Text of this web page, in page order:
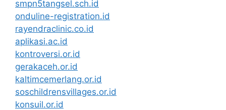
smpn5tangsel.sch.id
onduline-registration.id
rayendraclinic.co.id
aplikasi.ac.id
kontroversi.or.id
gerakaceh.or.id
kaltimcemerlang.or.id
soschildrensvillages.or.id
konsuil.or.id